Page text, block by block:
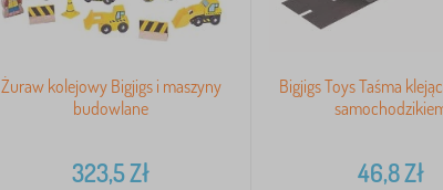
Żuraw kolejowy Bigjigs i maszyny
budowlane
323,5Zł
Bigjigs Toys Taśma
46,8Zł